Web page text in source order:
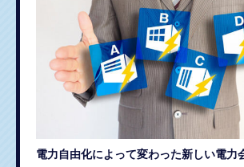
電力自由化によって変わった新しい電力